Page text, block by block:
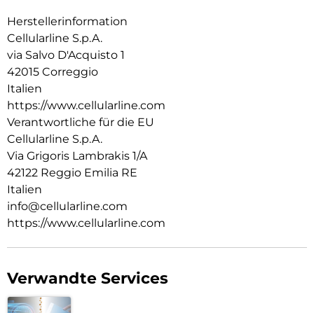
Herstellerinformation
Cellularline S.p.A.
via Salvo D'Acquisto 1
42015 Correggio
Italien
https://www.cellularline.com
Verantwortliche für die EU
Cellularline S.p.A.
Via Grigoris Lambrakis 1/A
42122 Reggio Emilia RE
Italien
info@cellularline.com
https://www.cellularline.com
Verwandte Services